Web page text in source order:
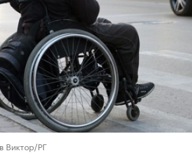
Виктор/РГ